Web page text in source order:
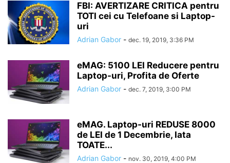
FBI: AVERTIZARE CRITICA pentru
TOTI cei cu Telefoane si Laptop-
uri
Adrian Gabor - dec. 19, 2019, 3:36 PM
eMAG: 5100 LEI Reducere pentru
Laptop-uri, Profita de Oferte
Adrian Gabor - dec. 7, 2019, 3:00 PM
eMAG. Laptop-uri REDUSE 8000
de LEI de 1 Decembrie, Iata
TOATE...
Adrian Gabor - nov. 30, 2019, 4:00 PM